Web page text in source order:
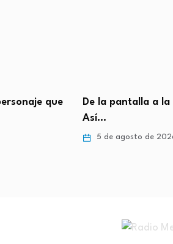
que
De la pantalla a
Así…
5 de agosto de